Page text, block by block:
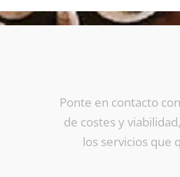
Ponte en contacto
de costes y
los servicios que